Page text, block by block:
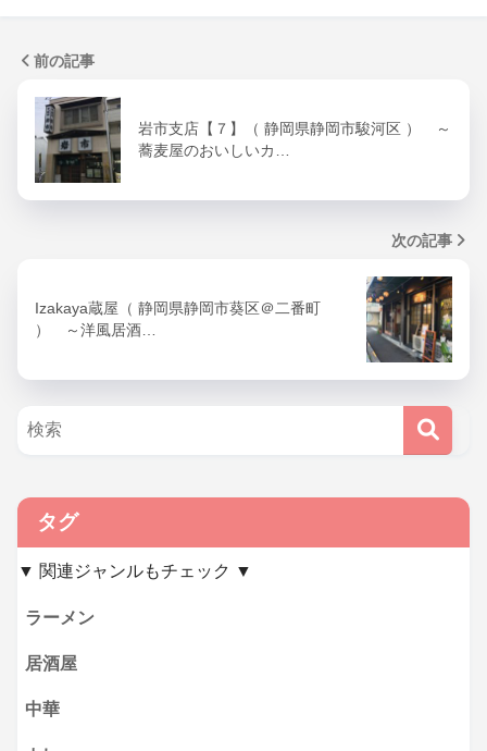
前の記事
岩市支店【７】（ 静岡県静岡市駿河区 ） ～
蕎麦屋のおいしいカ…
次の記事
Izakaya蔵屋（ 静岡県静岡市葵区＠二番町
） ～洋風居酒…
タグ
▼ 関連ジャンルもチェック ▼
ラーメン
居酒屋
中華